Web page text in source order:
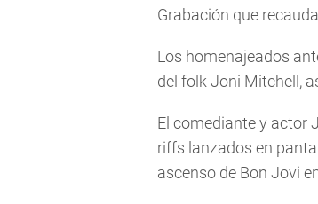
Grabación que
Los homenajeados
del folk Joni Mitchell,
El comediante y actor
riffs lanzados en
ascenso de Bon Jovi